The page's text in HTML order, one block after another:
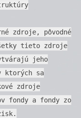
zdroje, pôvodné
tieto zdroje
jeho
sa
zdroje
fondy a fondy zo